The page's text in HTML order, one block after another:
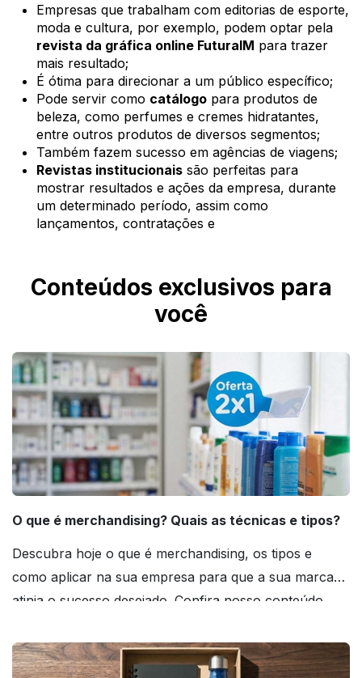
Empresas que trabalham com editorias de esporte,
moda e cultura, por exemplo, podem optar pela
revista da gráfica online FuturaIM para trazer
mais resultado;
É ótima para direcionar a um público específico;
Pode servir como catálogo para produtos de
beleza, como perfumes e cremes hidratantes,
entre outros produtos de diversos segmentos;
Também fazem sucesso em agências de viagens;
Revistas institucionais são perfeitas para
mostrar resultados e ações da empresa, durante
um determinado período, assim como
lançamentos, contratações e
Conteúdos exclusivos para
você
O que é merchandising? Quais as técnicas e tipos?
Descubra hoje o que é merchandising, os tipos e
como aplicar na sua empresa para que a sua marca
atinja o sucesso desejado. Confira nosso conteúdo